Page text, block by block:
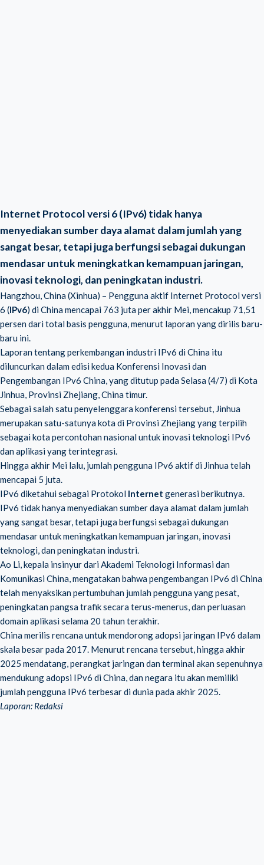
Internet Protocol versi 6 (IPv6) tidak hanya
menyediakan sumber daya alamat dalam jumlah yang
sangat besar, tetapi juga berfungsi sebagai dukungan
mendasar untuk meningkatkan kemampuan jaringan,
inovasi teknologi, dan peningkatan industri.
Hangzhou, China (Xinhua) – Pengguna aktif Internet Protocol versi
6 (IPv6) di China mencapai 763 juta per akhir Mei, mencakup 71,51
persen dari total basis pengguna, menurut laporan yang dirilis baru-
baru ini.
Laporan tentang perkembangan industri IPv6 di China itu
diluncurkan dalam edisi kedua Konferensi Inovasi dan
Pengembangan IPv6 China, yang ditutup pada Selasa (4/7) di Kota
Jinhua, Provinsi Zhejiang, China timur.
Sebagai salah satu penyelenggara konferensi tersebut, Jinhua
merupakan satu-satunya kota di Provinsi Zhejiang yang terpilih
sebagai kota percontohan nasional untuk inovasi teknologi IPv6
dan aplikasi yang terintegrasi.
Hingga akhir Mei lalu, jumlah pengguna IPv6 aktif di Jinhua telah
mencapai 5 juta.
IPv6 diketahui sebagai Protokol Internet generasi berikutnya.
IPv6 tidak hanya menyediakan sumber daya alamat dalam jumlah
yang sangat besar, tetapi juga berfungsi sebagai dukungan
mendasar untuk meningkatkan kemampuan jaringan, inovasi
teknologi, dan peningkatan industri.
Ao Li, kepala insinyur dari Akademi Teknologi Informasi dan
Komunikasi China, mengatakan bahwa pengembangan IPv6 di China
telah menyaksikan pertumbuhan jumlah pengguna yang pesat,
peningkatan pangsa trafik secara terus-menerus, dan perluasan
domain aplikasi selama 20 tahun terakhir.
China merilis rencana untuk mendorong adopsi jaringan IPv6 dalam
skala besar pada 2017. Menurut rencana tersebut, hingga akhir
2025 mendatang, perangkat jaringan dan terminal akan sepenuhnya
mendukung adopsi IPv6 di China, dan negara itu akan memiliki
jumlah pengguna IPv6 terbesar di dunia pada akhir 2025.
Laporan: Redaksi